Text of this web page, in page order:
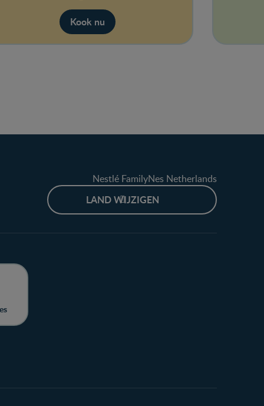
Kook nu
Nestlé FamilyNes Netherlands
LAND WIJZIGEN